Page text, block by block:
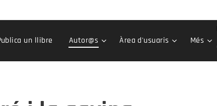
un llibre Autor@s Àrea d'usuaris Més